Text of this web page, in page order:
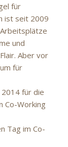
für
ist seit 2009
und
Aber vor
für
für die
Co-Working
Tag im Co-